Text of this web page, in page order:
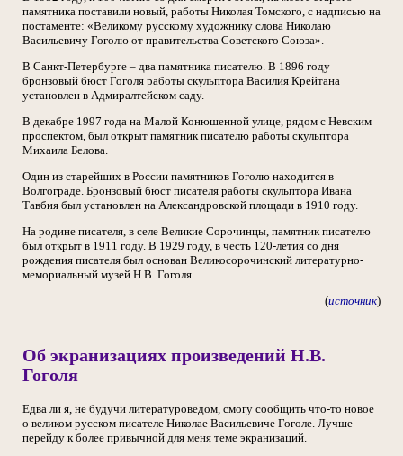
памятника поставили новый, работы Николая Томского, с надписью на
постаменте: «Великому русскому художнику слова Николаю
Васильевичу Гоголю от правительства Советского Союза».
В Санкт-Петербурге – два памятника писателю. В 1896 году
бронзовый бюст Гоголя работы скульптора Василия Крейтана
установлен в Адмиралтейском саду.
В декабре 1997 года на Малой Конюшенной улице, рядом с Невским
проспектом, был открыт памятник писателю работы скульптора
Михаила Белова.
Один из старейших в России памятников Гоголю находится в
Волгограде. Бронзовый бюст писателя работы скульптора Ивана
Тавбия был установлен на Александровской площади в 1910 году.
На родине писателя, в селе Великие Сорочинцы, памятник писателю
был открыт в 1911 году. В 1929 году, в честь 120-летия со дня
рождения писателя был основан Великосорочинский литературно-
мемориальный музей Н.В. Гоголя.
(источник)
Об экранизациях произведений Н.В.
Гоголя
Едва ли я, не будучи литературоведом, смогу сообщить что-то новое
о великом русском писателе Николае Васильевиче Гоголе. Лучше
перейду к более привычной для меня теме экранизаций.